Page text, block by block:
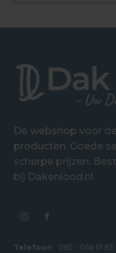
De webshop voor
producten. Goede
scherpe prijzen.
bij Dakenlood.nl.
Telefoon
085 - 066 61 85